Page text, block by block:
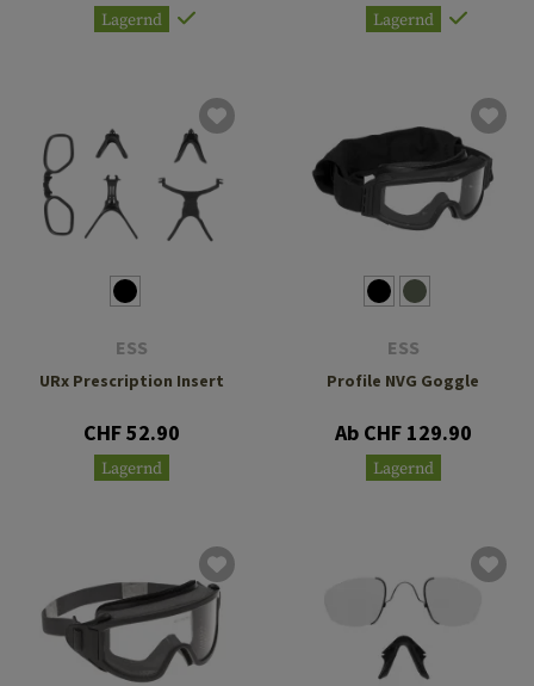
Lagernd Lagernd
ESS
URx Prescription Insert
CHF 52.90
Lagernd
ESS
Profile NVG Goggle
Ab CHF 129.90
Lagernd